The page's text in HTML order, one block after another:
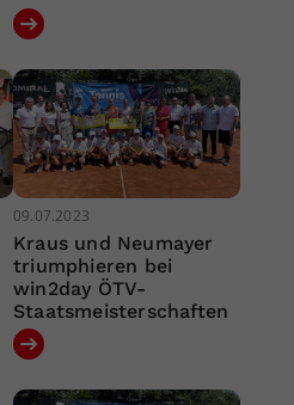
09.07.2023
Kraus und Neumayer
triumphieren bei
win2day ÖTV-
Staatsmeisterschaften